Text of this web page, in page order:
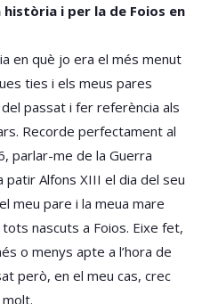
i per la de Foios en
en què jo era el més menut
ties i els meus pares
passat i fer referència als
Recorde perfectament al
parlar-me de la Guerra
patir Alfons XIII el dia del seu
meu pare i la meua mare
nascuts a Foios. Eixe fet,
o menys apte a l’hora de
però, en el meu cas, crec